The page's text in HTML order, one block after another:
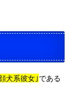
犬系彼女｣である